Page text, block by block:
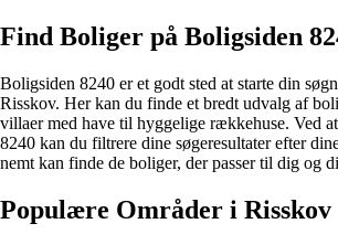
Find Boliger på Boligsiden
Boligsiden 8240 er et godt sted at starte din
Risskov. Her kan du finde et bredt udvalg af
villaer med have til hyggelige rækkehuse. Ved
8240 kan du filtrere dine søgeresultater efter
nemt kan finde de boliger, der passer til dig og
Populære Områder i Risskov